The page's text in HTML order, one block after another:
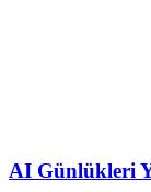
AI Günlükleri